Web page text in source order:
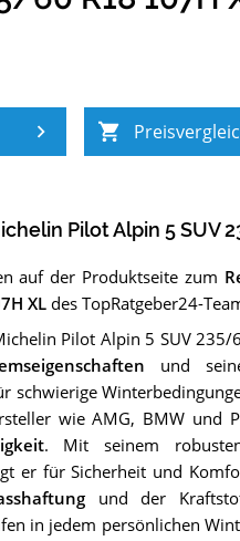
Pilot Alpin 5 SUV
auf der Produktseite zum
XLdes TopRatgeber24-
Pilot Alpin 5 SUV
und
schwierige
wie AMG, BMW und
. Mit seinem
er für Sicherheit und
und der
in jedem persönlichen